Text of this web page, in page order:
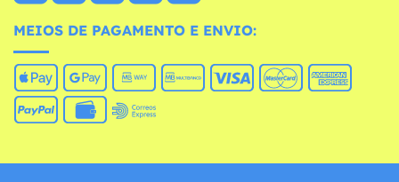
MEIOS DE PAGAMENTO E ENVIO: